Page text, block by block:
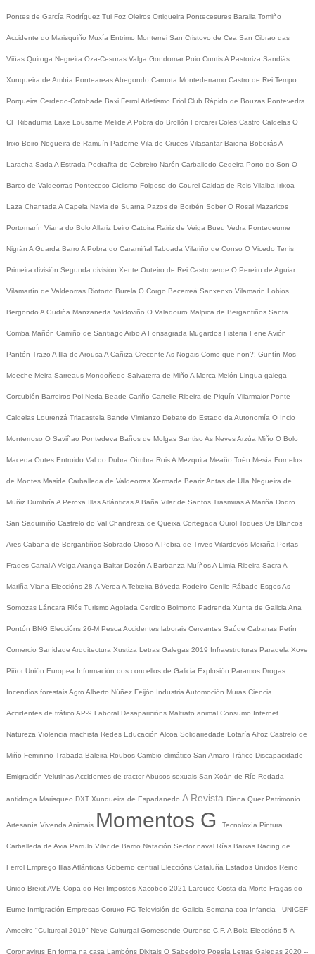
Pontes de García Rodríguez Tui Foz Oleiros Ortigueira Pontecesures Baralla Tomiño
Accidente do Marisquiño Muxía Entrimo Monterrei San Cristovo de Cea San Cibrao das
Viñas Quiroga Negreira Oza-Cesuras Valga Gondomar Poio CuntisA Pastoriza Sandiás
Xunqueira de Ambía PonteareasAbegondo Carnota Montederramo Castro de Rei Tempo
Porqueira Cerdedo-Cotobade Baxi FerrolAtletismo Friol Club Rápido de Bouzas Pontevedra
CF Ribadumia Laxe Lousame Melide A Pobra do Brollón Forcarei Coles Castro Caldelas O
Irixo Boiro Nogueira de Ramuín Paderne Vila de Cruces Vilasantar Baiona BoborásA
Laracha Sada A Estrada Pedrafita do Cebreiro Narón Carballedo Cedeira Porto do Son O
Barco de Valdeorras Ponteceso Ciclismo Folgoso do Courel Caldas de Reis Vilalba Irixoa
Laza Chantada A Capela Navia de Suarna Pazos de Borbén Sober O Rosal Mazaricos
Portomarín Viana do Bolo Allariz Leiro Catoira Rairiz de Veiga Bueu Vedra Pontedeume
Nigrán A Guarda Barro A Pobra do Caramiñal Taboada Vilariño de Conso O Vicedo Tenis
Primeira división Segunda división Xente Outeiro de Rei Castroverde O Pereiro de Aguiar
Vilamartín de Valdeorras Riotorto Burela O Corgo Becerreá Sanxenxo Vilamarín Lobios
Bergondo A Gudiña Manzaneda Valdoviño O Valadouro Malpica de Bergantiños Santa
Comba Mañón Camiño de Santiago Arbo A Fonsagrada Mugardos Fisterra Fene Avión
Pantón Trazo A Illa de Arousa A Cañiza Crecente As Nogais Como que non?! Guntín Mos
Moeche Meira Sarreaus Mondoñedo Salvaterra de Miño A Merca Melón Lingua galega
Corcubión Barreiros Pol Neda Beade Cariño Cartelle Ribeira de Piquín Vilarmaior Ponte
Caldelas Lourenzá Triacastela Bande Vimianzo Debate do Estado da Autonomía O Incio
Monterroso O Saviñao Pontedeva Baños de Molgas Santiso As NevesArzúa Miño O Bolo
Maceda Outes Entroido Val do Dubra Oímbra RoisA Mezquita Meaño Toén Mesía Fornelos
de Montes Maside Carballeda de Valdeorras Xermade BearizAntas de Ulla Negueira de
Muñiz Dumbría A Peroxa Illas AtlánticasA Baña Vilar de Santos TrasmirasA Mariña Dodro
San Sadurniño Castrelo do Val Chandrexa de Queixa Cortegada Ourol Toques Os Blancos
Ares Cabana de Bergantiños Sobrado Oroso A Pobra de Trives Vilardevós Moraña Portas
Frades CarralA Veiga Aranga Baltar Dozón A Barbanza MuíñosA Limia Ribeira Sacra A
Mariña Viana Eleccións 28-A Verea A Teixeira Bóveda Rodeiro Cenlle Rábade EsgosAs
Somozas Láncara Riós Turismo Agolada Cerdido Boimorto Padrenda Xunta de Galicia Ana
Pontón BNG Eleccións 26-M Pesca Accidentes laborais Cervantes Saúde Cabanas Petín
Comercio Sanidade Arquitectura Xustiza Letras Galegas 2019 Infraestruturas Paradela Xove
Piñor Unión Europea Información dos concellos de Galicia Explosión Paramos Drogas
Incendios forestaisAgro Alberto Núñez Feijóo Industria Automoción Muras Ciencia
Accidentes de tráfico AP-9 Laboral Desaparicións Maltrato animal Consumo Internet
Natureza Violencia machista Redes Educación Alcoa Solidariedade Lotaría Alfoz Castrelo de
Miño Feminino Trabada Baleira Roubos Cambio climático San Amaro Tráfico Discapacidade
Emigración VelutinasAccidentes de tractorAbusos sexuais San Xoán de Río Redada
antidroga Marisqueo DXT Xunqueira de Espadanedo A Revista Diana Quer Patrimonio
Artesanía Vivenda Animais Momentos G Tecnoloxía Pintura
Carballeda de Avia Parrulo Vilar de Barrio Natación Sector naval Rías Baixas Racing de
Ferrol Emprego Illas Atlánticas Goberno central Eleccións Cataluña Estados Unidos Reino
Unido BrexitAVE Copa do Rei Impostos Xacobeo 2021 Larouco Costa da Morte Fragas do
Eume Inmigración Empresas Coruxo FC Televisión de Galicia Semana coa Infancia - UNICEF
Amoeiro "Culturgal 2019" Neve Culturgal Gomesende Ourense C.F. A Bola Eleccións 5-A
Coronavirus En forma na casa Lambóns Dixitais O Sabedoiro Poesía Letras Galegas 2020 --